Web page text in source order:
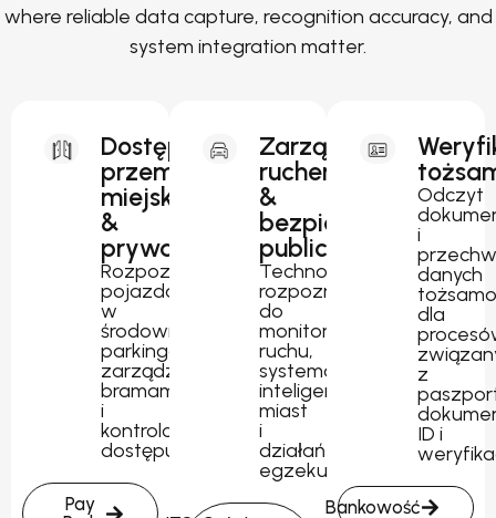
where reliable data capture, recognition accuracy, and
system integration matter.
Dostęp
przemysłowy,
miejski
&
prywatny
Rozpoznawanie
pojazdów
w
środowiskach
parkingowych,
zarządzania
bramami
i
kontrolowanego
dostępu.
Pay
Zarządzanie
ruchem
&
bezpieczeństwo
publiczne
Technologia
rozpoznawania
do
monitorowania
ruchu,
systemów
inteligentnych
miast
i
działań
egzekucyjnych.
Odczyt
i
danych
dla
z
ID i
Bankowość